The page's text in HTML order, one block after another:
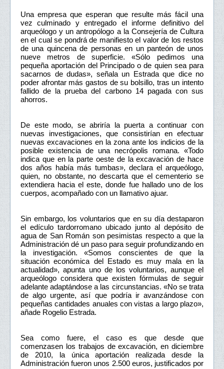
Una empresa que esperan que resulte más fácil una
vez culminado y entregado el informe definitivo del
arqueólogo y un antropólogo a la Consejería de Cultura
en el cual se pondrá de manifiesto el valor de los restos
de una quincena de personas en un panteón de unos
nueve metros de superficie. «Sólo pedimos una
pequeña aportación del Principado o de quien sea para
sacarnos de dudas», señala un Estrada que dice no
poder afrontar más gastos de su bolsillo, tras un intento
fallido de la prueba del carbono 14 pagada con sus
ahorros.
De este modo, se abriría la puerta a continuar con
nuevas investigaciones, que consistirían en efectuar
nuevas excavaciones en la zona ante los indicios de la
posible existencia de una necrópolis romana. «Todo
indica que en la parte oeste de la excavación de hace
dos años había más tumbas», declara el arqueólogo,
quien, no obstante, no descarta que el cementerio se
extendiera hacia el este, donde fue hallado uno de los
cuerpos, acompañado con un llamativo ajuar.
Sin embargo, los voluntarios que en su día destaparon
el edículo tardorromano ubicado junto al depósito de
agua de San Román son pesimistas respecto a que la
Administración dé un paso para seguir profundizando en
la investigación. «Somos conscientes de que la
situación económica del Estado es muy mala en la
actualidad», apunta uno de los voluntarios, aunque el
arqueólogo considera que existen fórmulas de seguir
adelante adaptándose a las circunstancias. «No se trata
de algo urgente, así que podría ir avanzándose con
pequeñas cantidades anuales con vistas a largo plazo»,
añade Rogelio Estrada.
Sea como fuere, el caso es que desde que
comenzasen los trabajos de excavación, en diciembre
de 2010, la única aportación realizada desde la
Administración fueron unos 2.500 euros, justificados por